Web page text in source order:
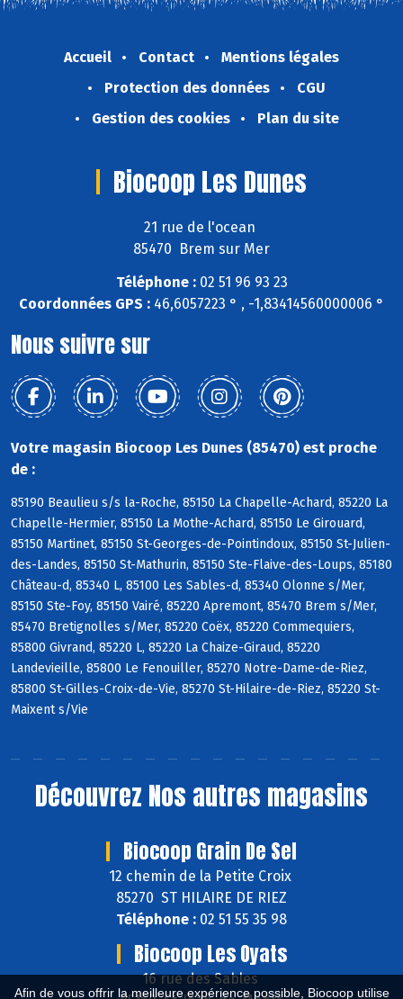
Afin de vous offrir la meilleure expérience possible, Biocoop utilise
Accueil Contact
Mentions légales
Protection des données
CGU
Gestion des cookies
Plan du site
Biocoop Les Dunes
21 rue de l'ocean
85470 Brem sur Mer
Téléphone :02 51 96 93 23
Coordonnées GPS : 46,6057223 ° , -1,83414560000006 °
Nous suivre sur
Votre magasin Biocoop Les Dunes (85470) est proche
de :
85190 Beaulieu s/s la-Roche, 85150 La Chapelle-Achard, 85220 La
Chapelle-Hermier, 85150 La Mothe-Achard, 85150 Le Girouard,
85150 Martinet, 85150 St-Georges-de-Pointindoux, 85150 St-Julien-
des-Landes, 85150 St-Mathurin, 85150 Ste-Flaive-des-Loups, 85180
Château-d, 85340 L, 85100 Les Sables-d, 85340 Olonne s/Mer,
85150 Ste-Foy, 85150 Vairé, 85220 Apremont, 85470 Brem s/Mer,
85470 Bretignolles s/Mer, 85220 Coëx, 85220 Commequiers,
85800 Givrand, 85220 L, 85220 La Chaize-Giraud, 85220
Landevieille, 85800 Le Fenouiller, 85270 Notre-Dame-de-Riez,
85800 St-Gilles-Croix-de-Vie, 85270 St-Hilaire-de-Riez, 85220 St-
Maixent s/Vie
Découvrez Nos autres magasins
Biocoop Grain De Sel
12 chemin de la Petite Croix
85270 ST HILAIRE DE RIEZ
Téléphone : 02 51 55 35 98
Biocoop Les Oyats
16 rue des Sables